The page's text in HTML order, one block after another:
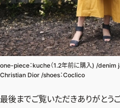
one-piece：kuche（1.2年前に購入) /denim
Christian Dior /shoes：Coclico
最後までご覧いただきありがとう